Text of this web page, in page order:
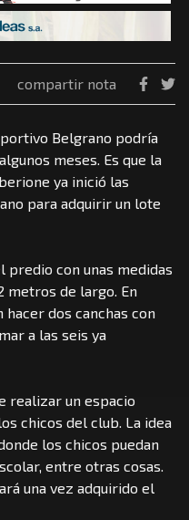
compartir nota
Belgrano podría
meses. Es que la
ya inició las
para adquirir un lote
predio con unas medidas
metros de largo. En
dos canchas con
a las seis ya
realizar un espacio
chicos del club. La idea
los chicos puedan
entre otras cosas.
una vez adquirido el